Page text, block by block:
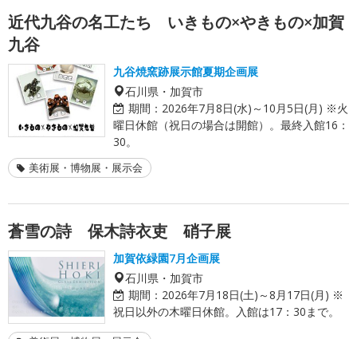
近代九谷の名工たち いきもの×やきもの×加賀
九谷
九谷焼窯跡展示館夏期企画展
石川県・加賀市
期間： 2026年7月8日(水)～10月5日(月) ※火
曜日休館（祝日の場合は開館）。最終入館16：
30。
美術展・博物展・展示会
蒼雪の詩 保木詩衣吏 硝子展
加賀依緑園7月企画展
石川県・加賀市
期間： 2026年7月18日(土)～8月17日(月) ※
祝日以外の木曜日休館。入館は17：30まで。